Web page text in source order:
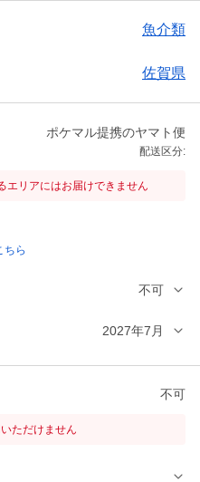
魚介類
佐賀県
ポケマル提携のヤマト便
配送区分:
リアにはお届けできません
ちら
不可
2027年7月
不可
ただけません